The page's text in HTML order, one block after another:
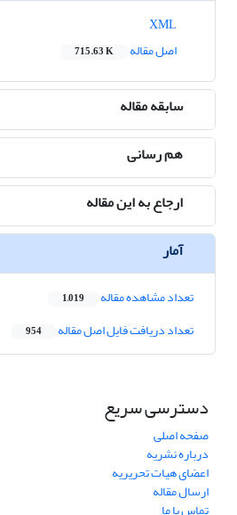
اصل مقاله
715.63 K
سابقه مقاله
هم رسانی
ارجاع به این مقاله
آمار
تعداد مشاهده مقاله 1,019
تعداد دریافت فایل اصل مقاله 954
دسترسی سریع
صفحه اصلی
درباره نشریه
اعضای هیات تحریریه
ارسال مقاله